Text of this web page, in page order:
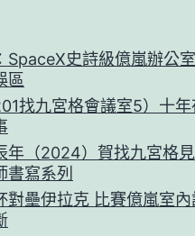
SpaceX史詩級億嵐辦公
區
找九宮格會議室5）十
年（2024）賀找九宮格
書寫系列
對壘伊拉克 比賽億嵐室